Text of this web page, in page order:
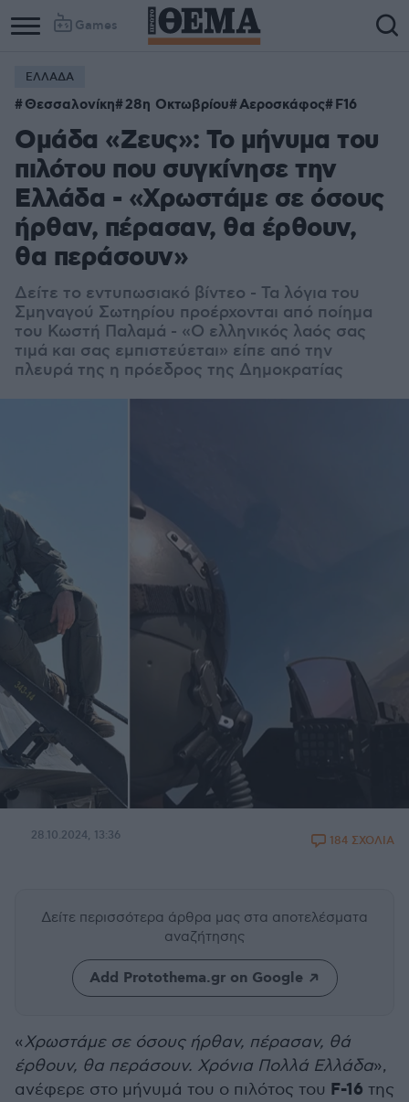
Games
ΕΛΛΑΔΑ
Θεσσαλονίκη 28η Οκτωβρίου Αεροσκάφος F16
Ομάδα «Ζευς»: Το μήνυμα του
πιλότου που συγκίνησε την
Ελλάδα - «Χρωστάμε σε όσους
ήρθαν, πέρασαν, θα έρθουν,
θα περάσουν»
Δείτε το εντυπωσιακό βίντεο - Τα λόγια του
Σμηναγού Σωτηρίου προέρχονται από ποίημα
του Κωστή Παλαμά - «Ο ελληνικός λαός σας
τιμά και σας εμπιστεύεται» είπε από την
πλευρά της η πρόεδρος της Δημοκρατίας
28.10.2024, 13:36 184 ΣΧΟΛΙΑ
Δείτε περισσότερα άρθρα μας στα αποτελέσματα
αναζήτησης
Add Protothema.gr on Google
«Χρωστάμε σε όσους ήρθαν, πέρασαν, θά
έρθουν, θα περάσουν. Χρόνια Πολλά Ελλάδα»,
ανέφερε στο μήνυμά του ο πιλότος του F-16 της